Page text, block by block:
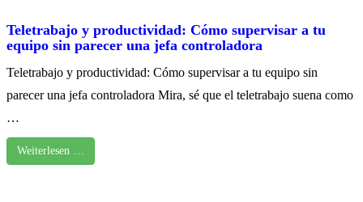
Teletrabajo y productividad: Cómo supervisar a tu
equipo sin parecer una jefa controladora
Teletrabajo y productividad: Cómo supervisar a tu equipo sin
parecer una jefa controladora Mira, sé que el teletrabajo suena como
…
Weiterlesen …